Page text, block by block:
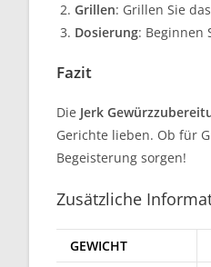
Grillen: Grillen Sie
Dosierung: Beginnen
Fazit
Die Jerk
Gerichte lieben. Ob für
Begeisterung sorgen!
Zusätzliche
GEWICHT